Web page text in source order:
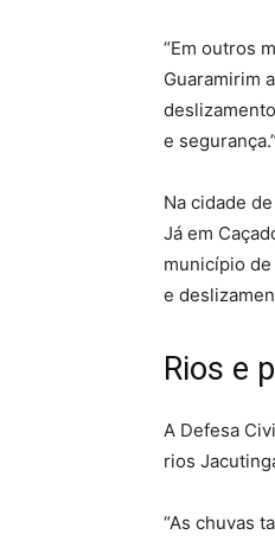
“Em outros
Guaramirim
e segurança.”
Na cidade
Já em
município
e
Rios e
A Defesa
rios
“As chuvas